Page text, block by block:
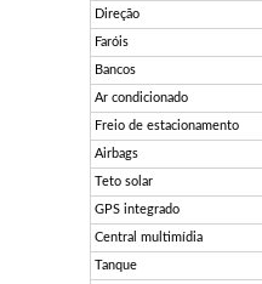
Direção
Faróis
Bancos
Ar condicionado
Freio de estacionamento
Airbags
Teto solar
GPS integrado
Central multimídia
Tanque